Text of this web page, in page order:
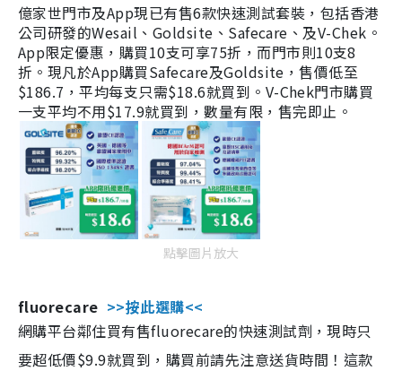
億家世門市及App現已有售6款快速測試套裝，包括香港
公司研發的Wesail、Goldsite、Safecare、及V-Chek。
App限定優惠，購買10支可享75折，而門市則10支8
折。現凡於App購買Safecare及Goldsite，售價低至
$186.7，平均每支只需$18.6就買到。V-Chek門市購買
一支平均不用$17.9就買到，數量有限，售完即止。
點擊圖片放大
fluorecare >>按此選購<<
網購平台鄰住買有售fluorecare的快速測試劑，現時只
要超低價$9.9就買到，購買前請先注意送貨時間！這款